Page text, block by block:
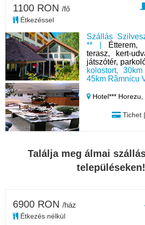
Szállás
** |
Étterem,
terasz, kert-
játszótér,
kolostort,
45km Râmnicu
Hotel*** Horezu,
Tichet
1100 RON /fő
Étkezéssel
Találja meg álmai
településeken!
6900 RON /ház
Étkezés nélkül